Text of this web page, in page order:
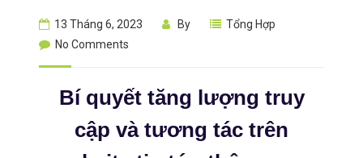
13 Tháng 6, 2023 By
Tổng Hợp
No Comments
Bí quyết tăng lượng truy
cập và tương tác trên